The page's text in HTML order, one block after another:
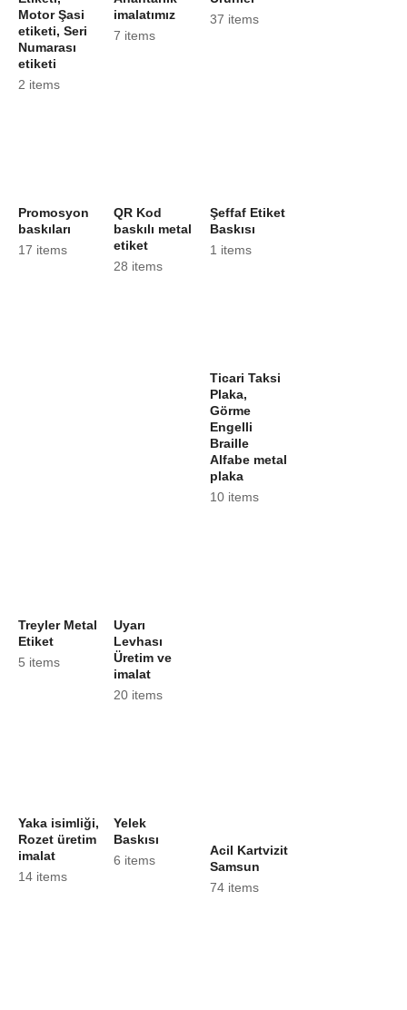
Motor Şasi
etiketi, Seri
Numarası
etiketi
2 items
imalatımız
7 items
37 items
Promosyon
baskıları
17 items
QR Kod
baskılı metal
etiket
28 items
Şeffaf Etiket
Baskısı
1 items
Ticari Taksi
Plaka,
Görme
Engelli
Braille
Alfabe metal
plaka
10 items
Treyler Metal
Etiket
5 items
Uyarı
Levhası
Üretim ve
imalat
20 items
Yaka isimliği,
Rozet üretim
imalat
14 items
Yelek
Baskısı
6 items
Acil Kartvizit
Samsun
74 items